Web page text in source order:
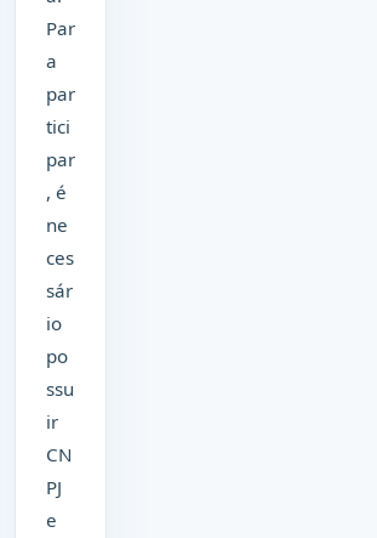
Par
a
par
tici
par
, é
ne
ces
sár
io
po
ssu
ir
CN
PJ
e